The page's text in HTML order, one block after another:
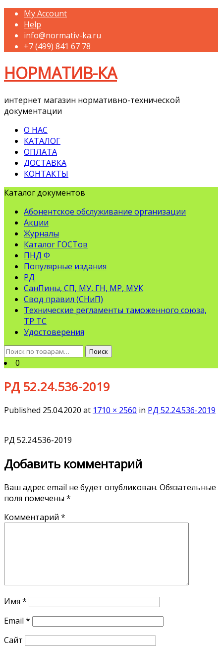
My Account
Help
info@normativ-ka.ru
+7 (499) 841 67 78
НОРМАТИВ-КА
интернет магазин нормативно-технической
документации
О НАС
КАТАЛОГ
ОПЛАТА
ДОСТАВКА
КОНТАКТЫ
Каталог документов
Абонентское обслуживание организации
Акции
Журналы
Каталог ГОСТов
ПНД Ф
Популярные издания
РД
СанПины, СП, МУ, ГН, МР, МУК
Свод правил (СНиП)
Технические регламенты таможенного союза,
ТР ТС
Удостоверения
Искать:
Поиск
0
РД 52.24.536-2019
Published 25.04.2020 at 1710 × 2560 in РД 52.24.536-2019
РД 52.24.536-2019
Добавить комментарий
Ваш адрес email не будет опубликован. Обязательные
поля помечены *
Комментарий *
Имя *
Email *
Сайт